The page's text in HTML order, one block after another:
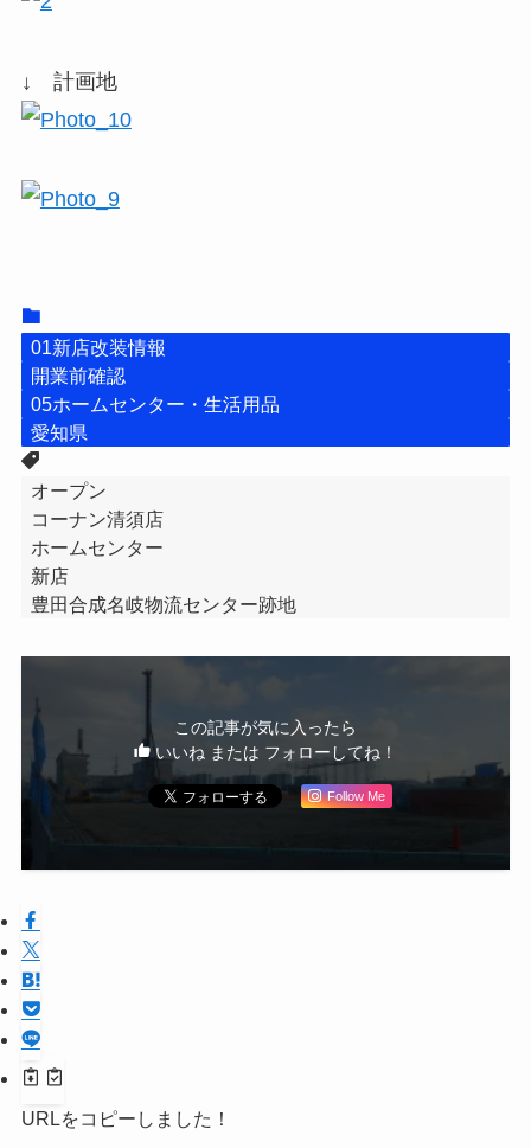
↓ 計画地
01新店改装情報
開業前確認
05ホームセンター・生活用品
愛知県
オープン
コーナン清須店
ホームセンター
新店
豊田合成名岐物流センター跡地
この記事が気に入ったら
いいね または フォローしてね！
Follow Me
URLをコピーしました！